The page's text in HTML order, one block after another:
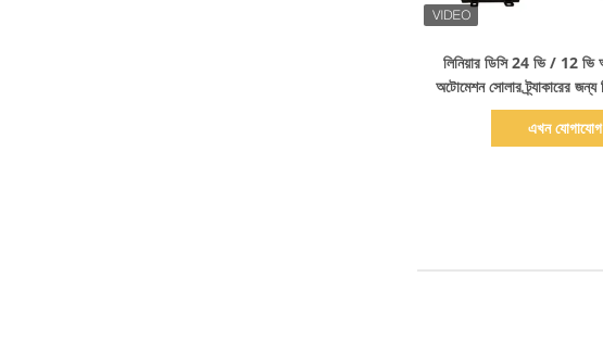
লিনিয়ার ডিসি 24 ভি / 12 ভি
অটোমেশন সোলার ট্র্যাকারের জন্য
এখন যোগাযোগ